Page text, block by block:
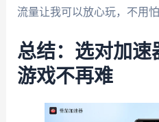
流量让我可以放心玩，不用怕
总结：选对加速
游戏不再难